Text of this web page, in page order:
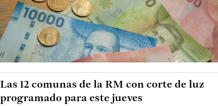
Las 12 comunas de la RM con corte de luz
programado para este jueves